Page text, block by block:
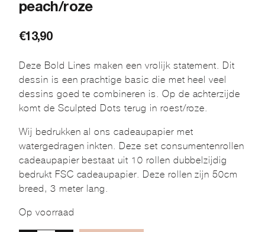
peach/roze
€13,90
Deze Bold Lines maken een vrolijk statement. Dit
dessin is een prachtige basic die met heel veel
dessins goed te combineren is. Op de achterzijde
komt de Sculpted Dots terug in roest/roze.
Wij bedrukken al ons cadeaupapier met
watergedragen inkten. Deze set consumentenrollen
cadeaupapier bestaat uit 10 rollen dubbelzijdig
bedrukt FSC cadeaupapier. Deze rollen zijn 50cm
breed, 3 meter lang.
Op voorraad